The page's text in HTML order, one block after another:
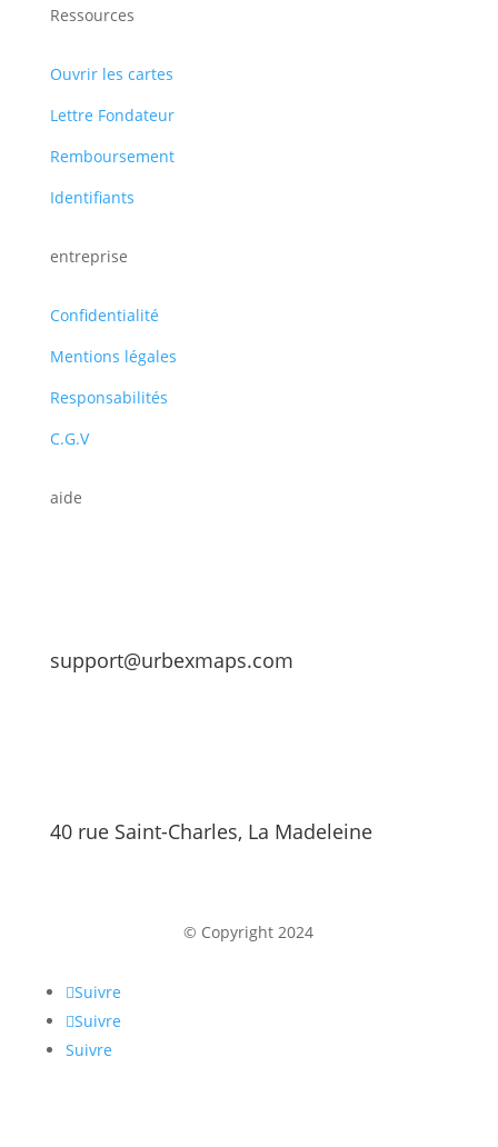
Ressources
Ouvrir les cartes
Lettre Fondateur
Remboursement
Identifiants
entreprise
Confidentialité
Mentions légales
Responsabilités
C.G.V
aide
support@urbexmaps.com
40 rue Saint-Charles, La Madeleine
© Copyright 2024
Suivre
Suivre
Suivre